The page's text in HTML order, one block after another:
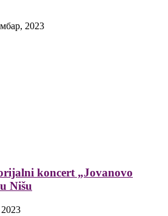
2023
koncert „Jovanovo
Nišu
2023